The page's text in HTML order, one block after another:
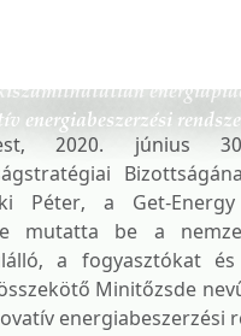
energiabeszerzési
2020. június
Péter, a Get-
mutatta be a
a fogyasztókat
Minitőzsde
energiabeszerzési